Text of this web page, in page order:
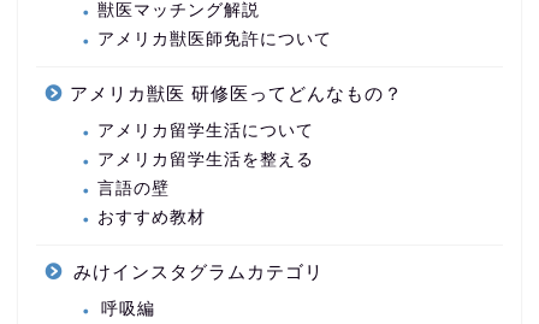
獣医マッチング解説
アメリカ獣医師免許について
アメリカ獣医 研修医ってどんなもの？
アメリカ留学生活について
アメリカ留学生活を整える
言語の壁
おすすめ教材
みけインスタグラムカテゴリ
呼吸編